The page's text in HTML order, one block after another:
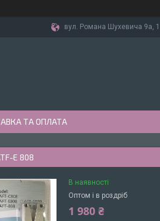
вул. Романа Шухевича 9а, 1
ТА ОПЛАТА
E 808
В наявності
Оптом і в роздріб
1 980 ₴